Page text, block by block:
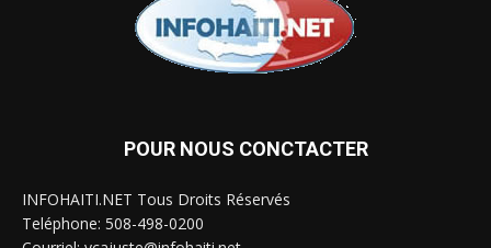
POUR NOUS CONCTACTER
INFOHAITI.NET Tous Droits Réservés
Teléphone: 508-498-0200